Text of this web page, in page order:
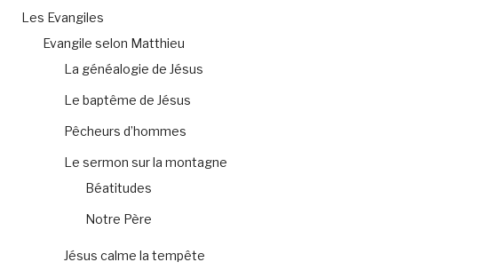
Les Evangiles
Evangile selon Matthieu
La généalogie de Jésus
Le baptême de Jésus
Pêcheurs d’hommes
Le sermon sur la montagne
Béatitudes
Notre Père
Jésus calme la tempête